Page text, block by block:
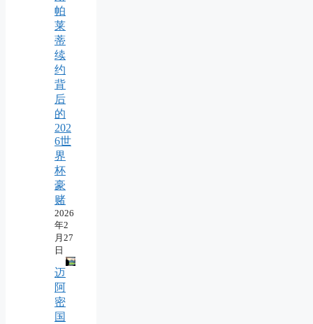
帕
莱
蒂
续
约
背
后
的
202
6世
界
杯
豪
赌
2026
年2
月27
日
迈
阿
密
国